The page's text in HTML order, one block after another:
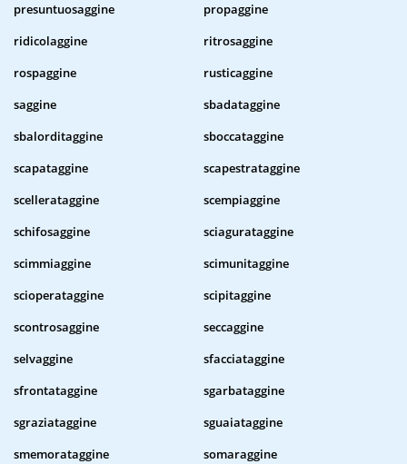
presuntuosaggine
propaggine
ridicolaggine
ritrosaggine
rospaggine
rusticaggine
saggine
sbadataggine
sbalorditaggine
sboccataggine
scapataggine
scapestrataggine
scellerataggine
scempiaggine
schifosaggine
sciagurataggine
scimmiaggine
scimunitaggine
scioperataggine
scipitaggine
scontrosaggine
seccaggine
selvaggine
sfacciataggine
sfrontataggine
sgarbataggine
sgraziataggine
sguaiataggine
smemorataggine
somaraggine